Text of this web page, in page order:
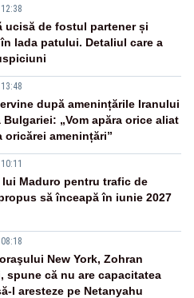
ucisă de fostul partener și
lada patului. Detaliul care a
după amenințările Iranului
Bulgariei: „Vom apăra orice aliat
oricărei amenințări”
lui Maduro pentru trafic de
să înceapă în iunie 2027
New York, Zohran
spune că nu are capacitatea
l aresteze pe Netanyahu